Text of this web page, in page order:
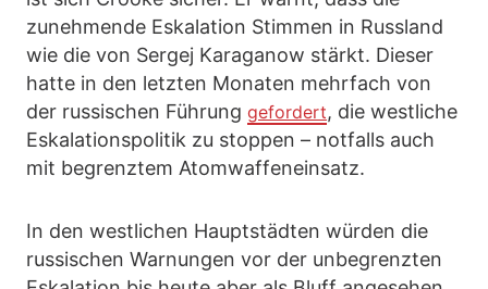
zunehmende Eskalation Stimmen in Russland
wie die von Sergej Karaganow stärkt. Dieser
hatte in den letzten Monaten mehrfach von
der russischen Führung gefordert, die westliche
Eskalationspolitik zu stoppen – notfalls auch
mit begrenztem Atomwaffeneinsatz.
In den westlichen Hauptstädten würden die
russischen Warnungen vor der unbegrenzten